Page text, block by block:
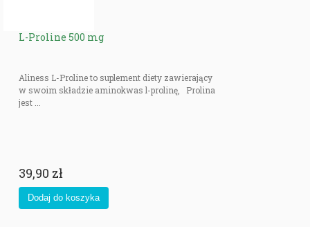
L-Proline 500 mg
Aliness L-Proline to suplement diety zawierający
w swoim składzie aminokwas l-prolinę, Prolina
jest ...
39,90 zł